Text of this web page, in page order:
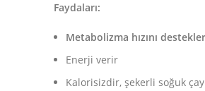
Faydaları:
Metabolizma hızını destekler
Enerji verir
Kalorisizdir, şekerli soğuk